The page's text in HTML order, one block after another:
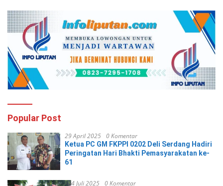
Popular Post
29 April 2025 0 Komentar
Ketua PC GM FKPPI 0202 Deli Serdang Hadiri
Peringatan Hari Bhakti Pemasyarakatan ke-
61
4 Juli 2025 0 Komentar